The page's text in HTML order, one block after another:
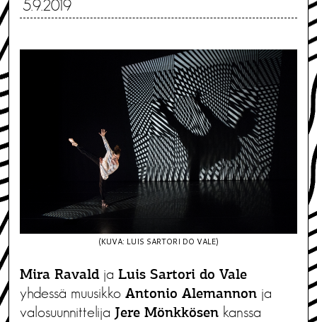
5.9.2019
(KUVA: LUIS SARTORI DO VALE)
Mira Ravaldja Luis Sartori do Vale
yhdessä muusikko Antonio Alemannon ja
valosuunnittelija Jere Mönkkösen kanssa